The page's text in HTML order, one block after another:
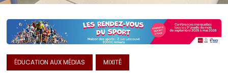
ÉDUCATION AUX MÉDIAS MIXITÉ